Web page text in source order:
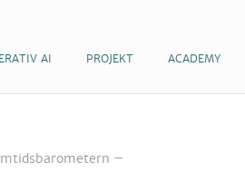
AI PROJEKT ACADEMY
–